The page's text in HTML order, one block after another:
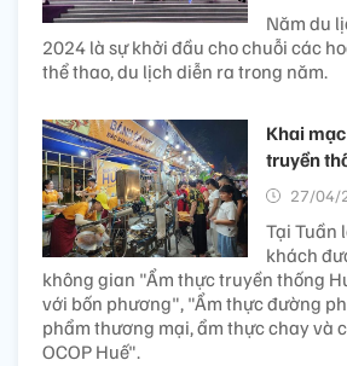
Năm du
2024 là sự khởi đầu cho chuỗi các
thể thao, du lịch diễn ra trong năm.
Khai
truyền
27/04/
Tại Tuần
khách
không gian "Ẩm thực truyền thống
với bốn phương", "Ẩm thực đường
phẩm thương mại, ẩm thực chay và
OCOP Huế".